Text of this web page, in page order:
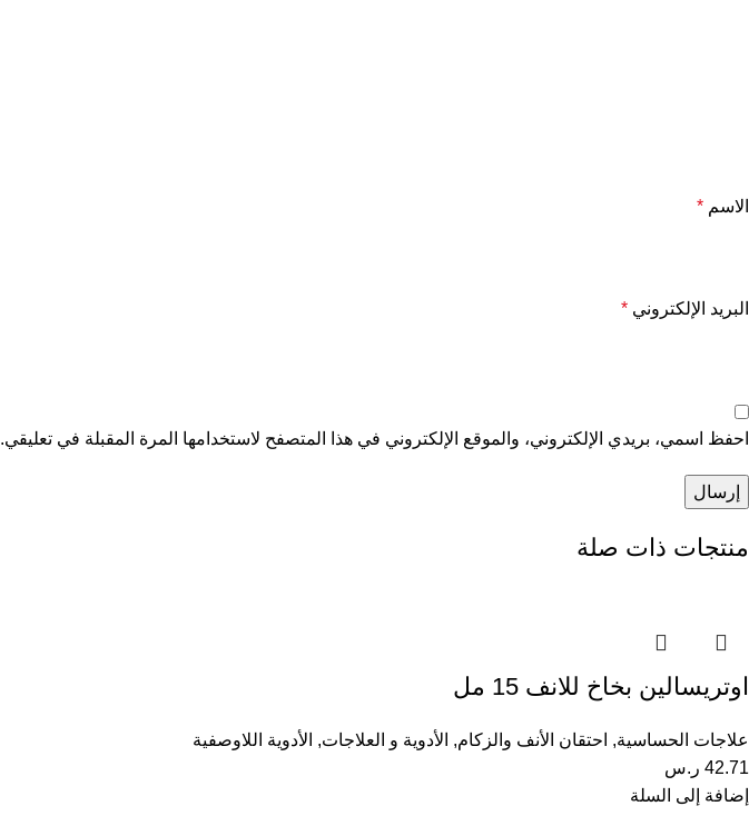
الاسم *
البريد الإلكتروني *
احفظ اسمي، بريدي الإلكتروني، والموقع الإلكتروني في هذا المتصفح لاستخدامها المرة المقبلة في تعليقي.
منتجات ذات صلة
اوتريسالين بخاخ للانف 15 مل
علاجات الحساسية, احتقان الأنف والزكام, الأدوية و العلاجات, الأدوية اللاوصفية
42.71 ر.س
إضافة إلى السلة